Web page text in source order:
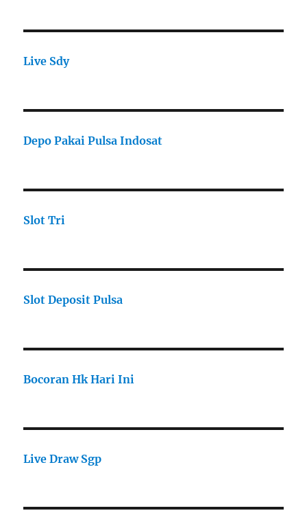
Live Sdy
Depo Pakai Pulsa Indosat
Slot Tri
Slot Deposit Pulsa
Bocoran Hk Hari Ini
Live Draw Sgp